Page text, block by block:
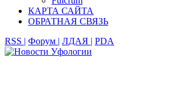
КАРТА САЙТА
ОБРАТНАЯ СВЯЗЬ
RSS | Форум | ЛДАЯ | PDA